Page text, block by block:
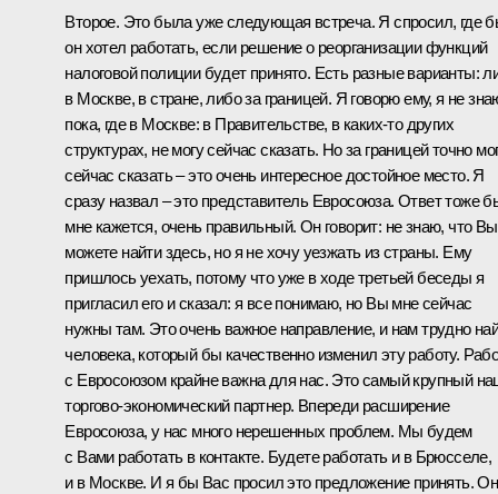
Второе. Это была уже следующая встреча. Я спросил, где
он хотел работать, если решение о реорганизации функций
налоговой полиции будет принято. Есть разные варианты:
в Москве, в стране, либо за границей. Я говорю ему, я не
пока, где в Москве: в Правительстве, в каких‑то других
структурах, не могу сейчас сказать. Но за границей точно
сейчас сказать – это очень интересное достойное место. Я
сразу назвал – это представитель Евросоюза. Ответ тоже
мне кажется, очень правильный. Он говорит: не знаю, что Вы
можете найти здесь, но я не хочу уезжать из страны. Ему
пришлось уехать, потому что уже в ходе третьей беседы я
пригласил его и сказал: я все понимаю, но Вы мне сейчас
нужны там. Это очень важное направление, и нам трудно
человека, который бы качественно изменил эту работу.
с Евросоюзом крайне важна для нас. Это самый крупный
торгово-экономический партнер. Впереди расширение
Евросоюза, у нас много нерешенных проблем. Мы будем
с Вами работать в контакте. Будете работать и в Брюсселе,
и в Москве. И я бы Вас просил это предложение принять. Он